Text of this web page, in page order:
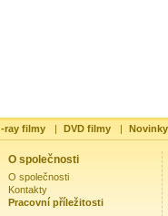
ray filmy | DVD filmy |
O společnosti
O společnosti
Kontakty
Pracovní příležitosti